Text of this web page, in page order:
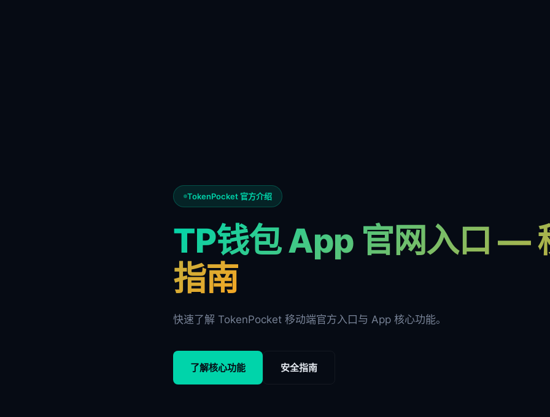
TokenPocket 官方介绍
TP钱包 App 官网入口 —
指南
快速了解 TokenPocket 移动端官方入口与 App 核心功能。
了解核心功能 安全指南